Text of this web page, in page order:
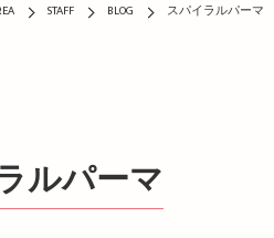
STAFF BLOG スパイラルパーマ
ラルパーマ